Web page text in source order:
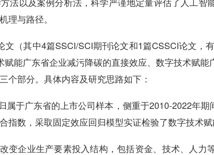
理与路径。
其中4篇SSCI/SCI期刊论文和1篇CSSCI论文，有
能广东省企业减污降碳的直接效应、数字技术赋
个部分。具体内容及研究思路如下：
于广东省的上市公司样本，侧重于2010-2022年期
指数，采取固定效应回归模型实证检验了数字技术赋
企业生产要素投入结构，包括资金、技术、人力